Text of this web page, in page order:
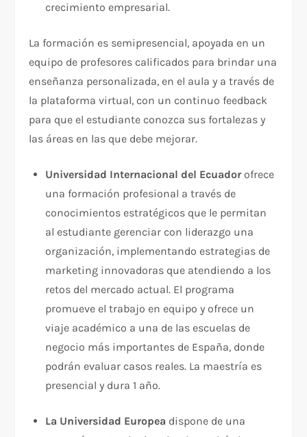
crecimiento empresarial.
La formación es semipresencial, apoyada en un
equipo de profesores calificados para brindar una
enseñanza personalizada, en el aula y a través de
la plataforma virtual, con un continuo feedback
para que el estudiante conozca sus fortalezas y
las áreas en las que debe mejorar.
Universidad Internacional del Ecuadorofrece
una formación profesional a través de
conocimientos estratégicos que le permitan
al estudiante gerenciar con liderazgo una
organización, implementando estrategias de
marketing innovadoras que atendiendo a los
retos del mercado actual. El programa
promueve el trabajo en equipo y ofrece un
viaje académico a una de las escuelas de
negocio más importantes de España, donde
podrán evaluar casos reales. La maestría es
presencial y dura 1 año.
La Universidad Europea dispone de una